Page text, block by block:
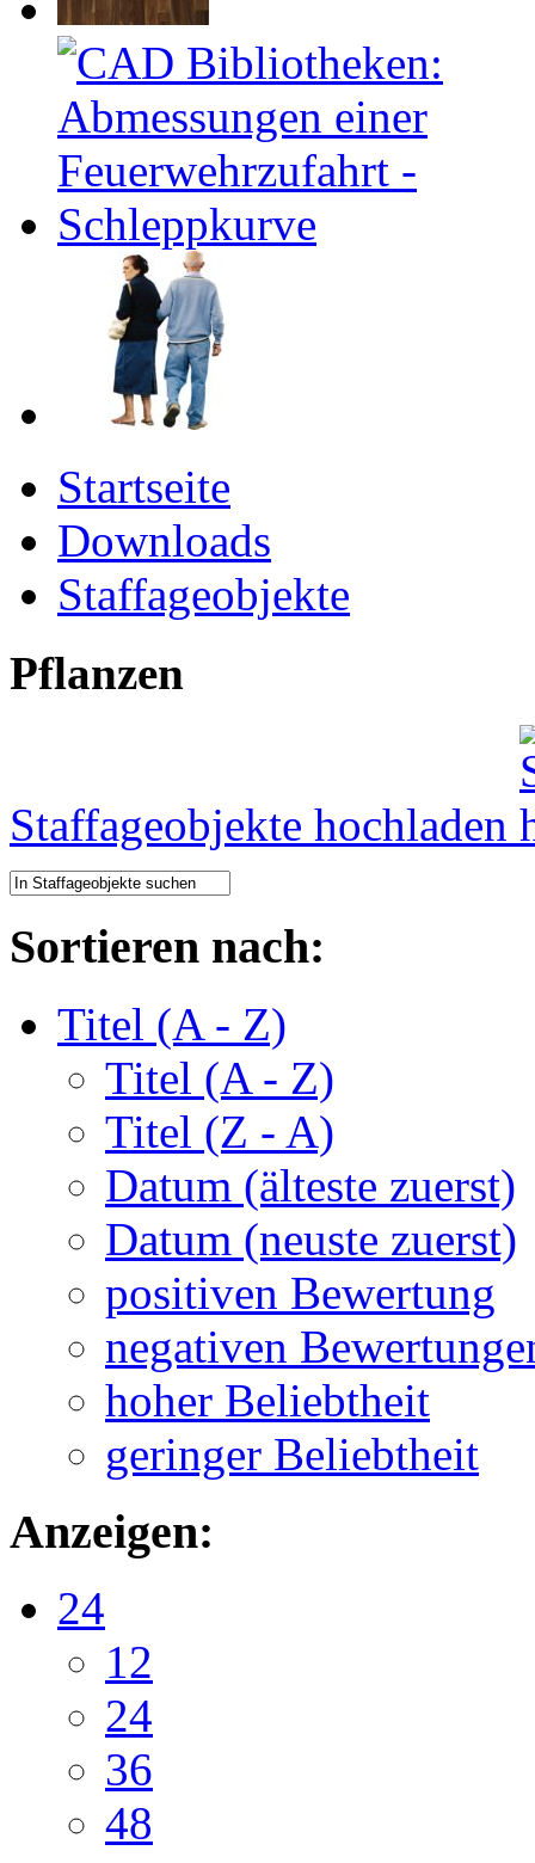
Startseite
Downloads
Staffageobjekte
Pflanzen
Staffageobjekte hochladen
Sortieren nach:
Titel (A - Z)
Titel (A - Z)
Titel (Z - A)
Datum (älteste zuerst)
Datum (neuste zuerst)
positiven Bewertung
negativen
hoher Beliebtheit
geringer Beliebtheit
Anzeigen:
24
12
24
36
48